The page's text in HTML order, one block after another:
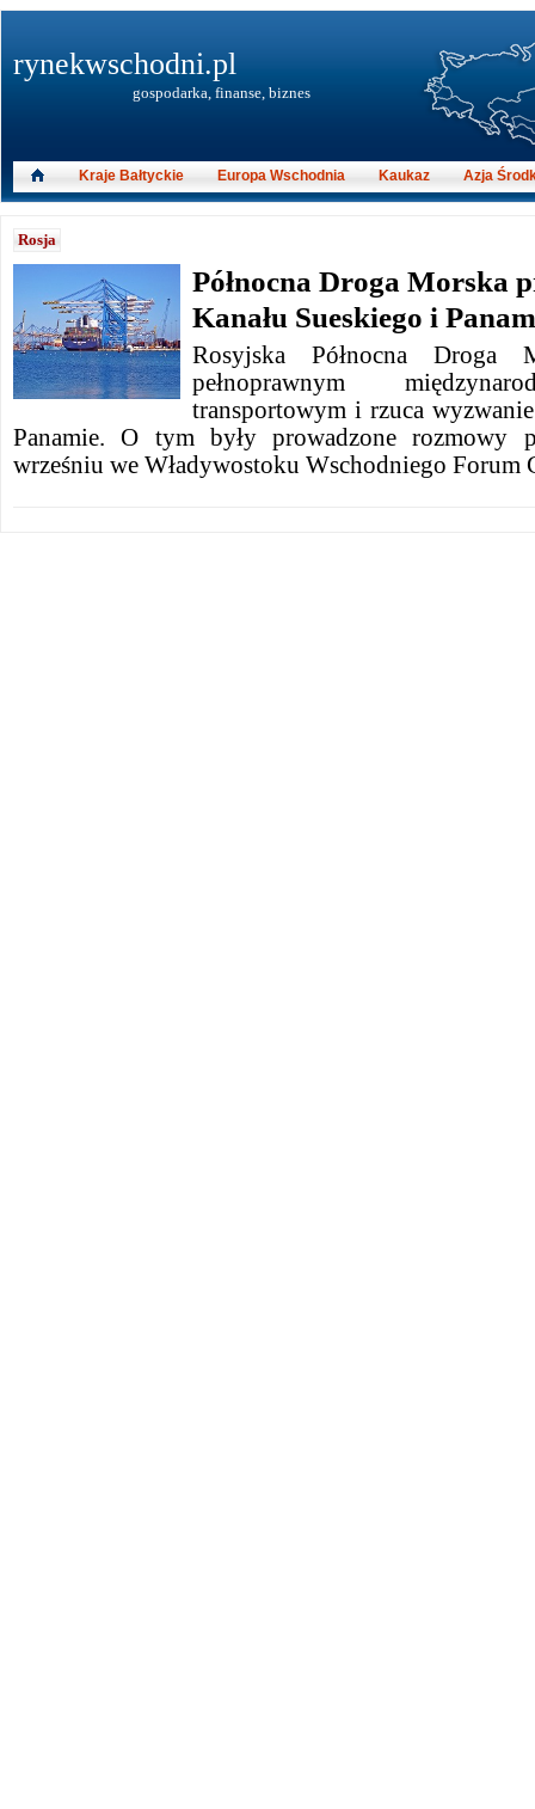
Rosja
Północna Droga Morska
Kanału Sueskiego i
Rosyjska Północna
pełnoprawnym
transportowym i rzuca
Panamie. O tym były prowadzone rozmowy
wrześniu we Władywostoku Wschodniego Forum
rynekwschodni.pl
gospodarka, finanse, biznes
Kraje Bałtyckie Europa Wschodnia Kaukaz Azja